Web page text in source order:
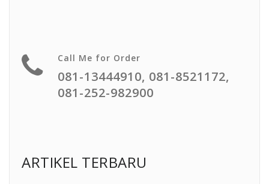
Call Me for Order
081-13444910, 081-8521172,
081-252-982900
ARTIKEL TERBARU